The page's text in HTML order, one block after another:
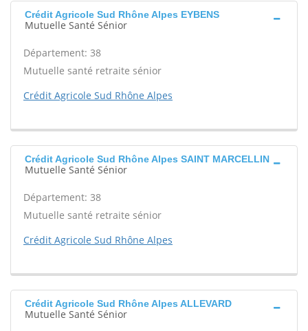
Crédit Agricole Sud Rhône Alpes EYBENS
Mutuelle Santé Sénior
Département: 38
Mutuelle santé retraite sénior
Crédit Agricole Sud Rhône Alpes
Crédit Agricole Sud Rhône Alpes SAINT MARCELLIN
Mutuelle Santé Sénior
Département: 38
Mutuelle santé retraite sénior
Crédit Agricole Sud Rhône Alpes
Crédit Agricole Sud Rhône Alpes ALLEVARD
Mutuelle Santé Sénior